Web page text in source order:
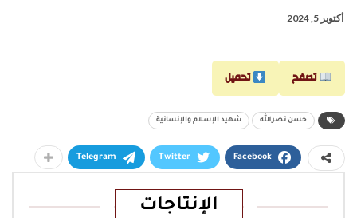
أكتوبر 5, 2024
تصفح تحميل
حسن نصرالله شهيد الإسلام والإنسانية
Facebook
Twitter
Telegram
الإنتاجات